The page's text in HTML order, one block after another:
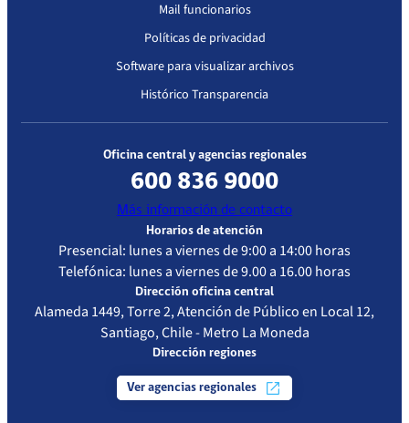
Mail funcionarios
Políticas de privacidad
Software para visualizar archivos
Histórico Transparencia
Oficina central y agencias regionales
600 836 9000
Más información de contacto
Horarios de atención
Presencial: lunes a viernes de 9:00 a 14:00 horas
Telefónica: lunes a viernes de 9.00 a 16.00 horas
Dirección oficina central
Alameda 1449, Torre 2, Atención de Público en Local 12,
Santiago, Chile - Metro La Moneda
Dirección regiones
Ver agencias regionales